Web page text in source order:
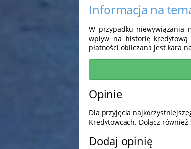
Informacja na
W przypadku niewywiązania
wpływ na historię
płatności obliczana jest kara
Opinie
Dla przyjęcia
Kredytowcach. Dołącz
Dodaj opinię